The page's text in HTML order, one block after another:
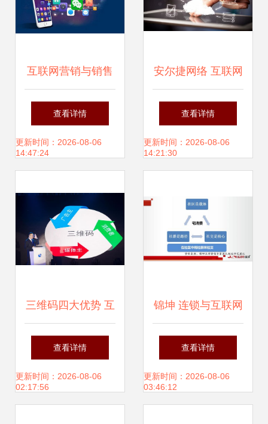
互联网营销与销售
的融合 策略与实践
查看详情
更新时间：2026-08-06
14:47:24
安尔捷网络 互联网
思维下的企业营销
与销售新路径
查看详情
更新时间：2026-08-06
14:21:30
三维码四大优势 互
联网背景下企业多
元化营销的利器
查看详情
更新时间：2026-08-06
02:17:56
锦坤 连锁与互联网
品牌营销的专家力
量赋能互联网销售
查看详情
更新时间：2026-08-06
03:46:12